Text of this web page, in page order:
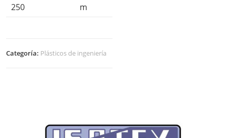
250 m
Categoría: Plásticos de ingeniería